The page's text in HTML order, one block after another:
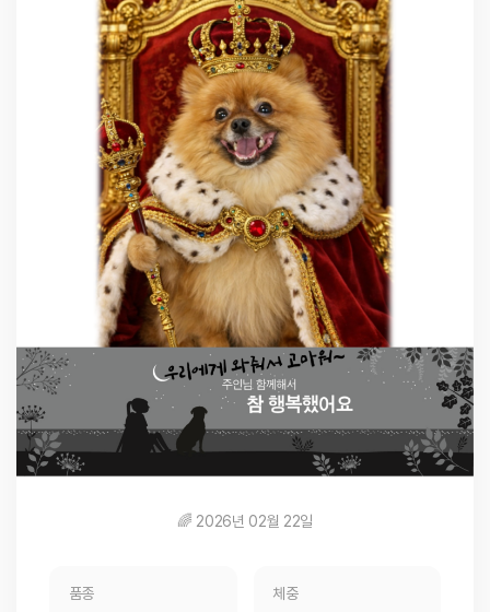
🌈 2026년 02월 22일
품종 체중